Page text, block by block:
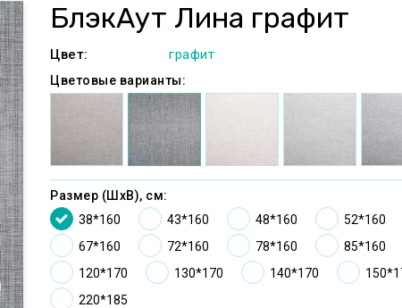
БлэкАут Лина графит
Цвет: графит
Цветовые варианты:
Размер (ШxВ), см:
38*160
43*160 48*160 52*160
67*160
72*160 78*160 85*160
120*170
130*170 140*170
220*185